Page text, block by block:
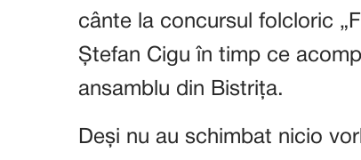
cânte la concursul folcloric
Ștefan Cigu în timp ce
ansamblu din Bistrița.
Deși nu au schimbat nicio